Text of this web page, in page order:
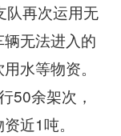
再次运用无
无法进入的
水等物资。
50余架次，
近1吨。